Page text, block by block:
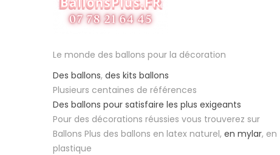
Le monde des ballons pour la décoration
Des ballons, des kits ballons
Plusieurs centaines de références
Des ballons pour satisfaire les plus exigeants
Pour des décorations réussies vous trouverez sur
Ballons Plus des ballons en latex naturel, en mylar, en
plastique